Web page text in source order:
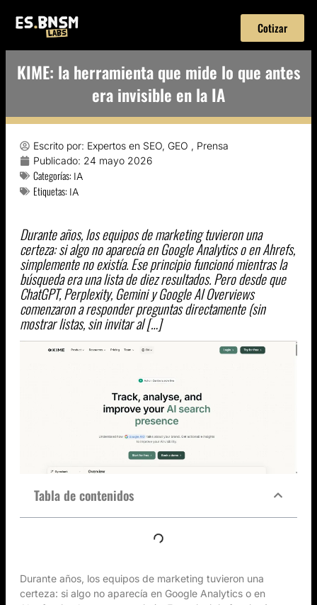
Cotizar
KIME: la herramienta que mide lo que antes
era invisible en la IA
Escrito por: Expertos en SEO, GEO , Prensa
Publicado: 24 mayo 2026
Categorías: IA
Etiquetas: IA
Durante años, los equipos de marketing tuvieron una
certeza: si algo no aparecía en Google Analytics o en Ahrefs,
simplemente no existía. Ese principio funcionó mientras la
búsqueda era una lista de diez resultados. Pero desde que
ChatGPT, Perplexity, Gemini y Google AI Overviews
comenzaron a responder preguntas directamente (sin
mostrar listas, sin invitar al […]
Tabla de contenidos
Durante años, los equipos de marketing tuvieron una
certeza: si algo no aparecía en Google Analytics o en